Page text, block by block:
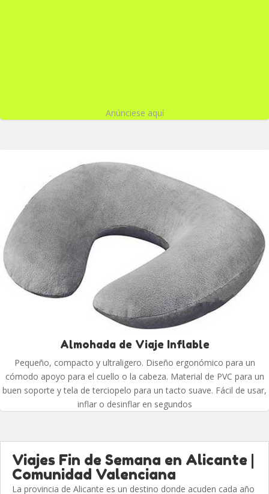
Anúnciese aquí
Almohada de Viaje Inflable
Pequeño, compacto y ultraligero. Diseño ergonómico para un
cómodo apoyo para el cuello o la cabeza. Material de PVC para un
buen soporte y tela de terciopelo para un tacto suave. Fácil de usar,
inflar o desinflar en segundos
Viajes Fin de Semana en Alicante |
Comunidad Valenciana
La provincia de Alicante es un destino donde acuden cada año